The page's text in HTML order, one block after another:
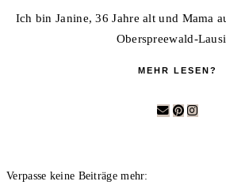
Ich bin Janine, 36 Jahre alt und Mama
Oberspreewald-
MEHR LESEN?
Verpasse keine Beiträge mehr: